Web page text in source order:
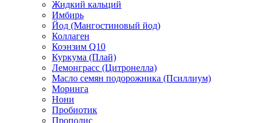
Жидкий кальций
Имбирь
Йод (Мангостиновый йод)
Коллаген
Коэнзим Q10
Куркума (Плай)
Лемонграсс (Цитронелла)
Масло семян подорожника (Псиллиум)
Моринга
Нони
Пробиотик
Прополис